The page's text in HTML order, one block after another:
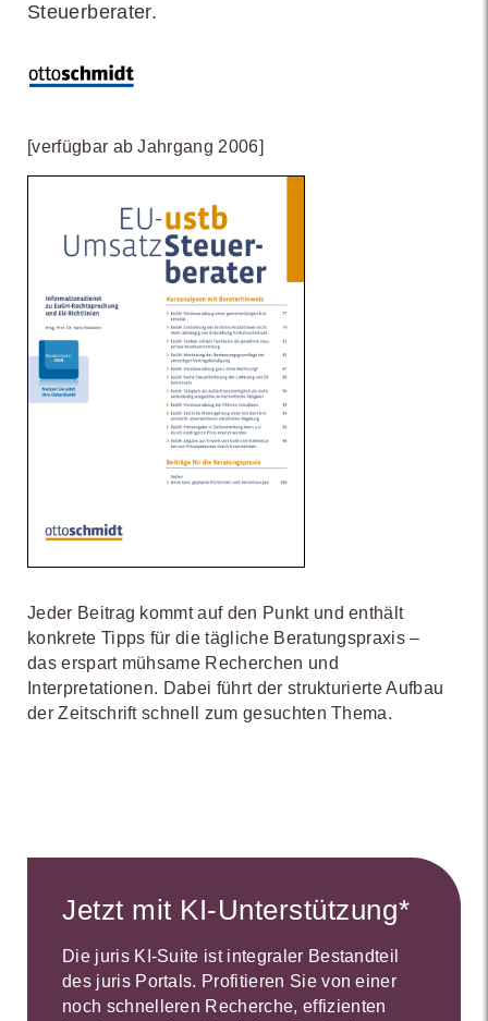
Steuerberater.
[verfügbar ab Jahrgang 2006]
Jeder Beitrag kommt auf den Punkt und enthält
konkrete Tipps für die tägliche Beratungspraxis –
das erspart mühsame Recherchen und
Interpretationen. Dabei führt der strukturierte Aufbau
der Zeitschrift schnell zum gesuchten Thema.
Jetzt mit KI-Unterstützung*
Die juris KI-Suite ist integraler Bestandteil
des juris Portals. Profitieren Sie von einer
noch schnelleren Recherche, effizienten